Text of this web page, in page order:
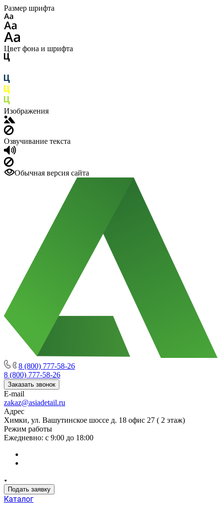
Размер шрифта
Цвет фона и шрифта
Изображения
Озвучивание текста
Обычная версия сайта
8 (800) 777-58-26
8 (800) 777-58-26
Заказать звонок
E-mail
zakaz@asiadetail.ru
Адрес
Химки, ул. Вашутинское шоссе д. 18 офис 27 ( 2 этаж)
Режим работы
Ежедневно: с 9:00 до 18:00
Подать заявку
Каталог